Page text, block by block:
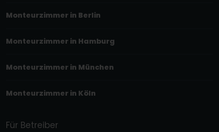
Monteurzimmer in Berlin
Monteurzimmer in Hamburg
Monteurzimmer in München
Monteurzimmer in Köln
Für Betreiber